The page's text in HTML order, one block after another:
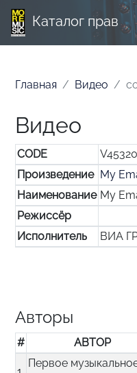
Каталог прав
Главная Видео
Видео
CODE
Произведение My
Наименование My
Режиссёр
Исполнитель
ВИА
Авторы
# АВТОР
Первое